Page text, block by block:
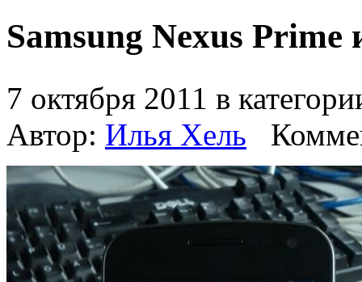
Samsung Nexus Prime
7 октября 2011 в
Автор: Илья Хель